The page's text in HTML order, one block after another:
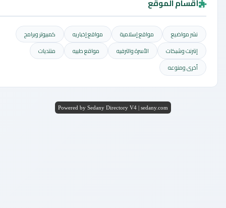
أقسام الموقع
نشر مواضيع مواقع إسلامية مواقع إخباريه
كمبيوتر وبرامج
إنترنت وشبكات
الأسرة والترفيه مواقع طبيه
منتديات
أخرى ومنوعه
Powered by Sedany Directory V4 | sedany.com